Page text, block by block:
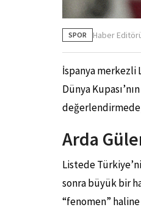
SPOR Haber
İspanya merkezli
Dünya
Arda
Listede
sonra büyük bir
“fenomen”